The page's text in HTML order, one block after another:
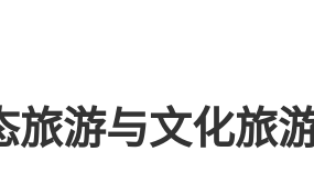
旅游与文化旅